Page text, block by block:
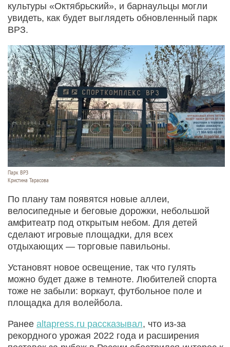
культуры «Октябрьский», и барнаульцы могли
увидеть, как будет выглядеть обновленный парк
ВРЗ.
Парк ВРЗ
Кристина Тарасова
По плану там появятся новые аллеи,
велосипедные и беговые дорожки, небольшой
амфитеатр под открытым небом. Для детей
сделают игровые площадки, для всех
отдыхающих — торговые павильоны.
Установят новое освещение, так что гулять
можно будет даже в темноте. Любителей спорта
тоже не забыли: воркаут, футбольное поле и
площадка для волейбола.
Ранее altapress.ru рассказывал, что из-за
рекордного урожая 2022 года и расширения